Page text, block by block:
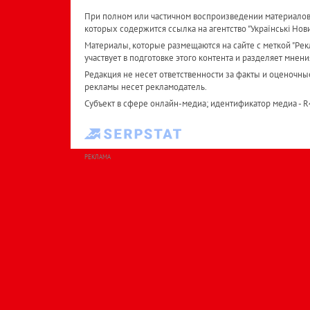
При полном или частичном воспроизведении
которых содержится ссылка на агентство "Українськi
Материалы, которые размещаются на сайте с меткой
участвует в подготовке этого контента и разделяет
Редакция не несет ответственности за факты и
рекламы несет рекламодатель.
Субъект в сфере онлайн-медиа; идентификатор медиа -
РЕКЛАМА